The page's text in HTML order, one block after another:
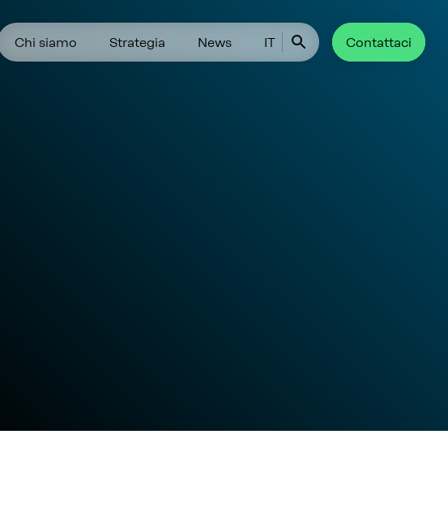
Chi siamo Strategia News IT Contattaci